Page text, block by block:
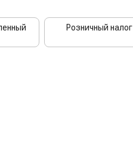
Розничный налог